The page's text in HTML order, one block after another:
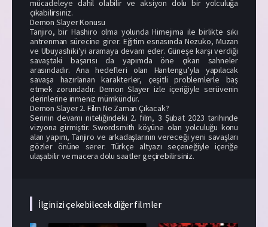
mücadeleye dahil olabilir ve aksiyon dolu bir yolculuğa
çıkabilirsiniz.
Demon Slayer Konusu
Tanjiro, bir Hashiro olma yolunda Himejima ile birlikte sıkı
antrenman sürecine girer. Eğitim esnasında Nezuko, Muzan
ve Ubuyashiki’yi aramaya devam eder. Güneşe karşı verdiği
savaştaki başarısı da yapımda öne çıkan sahneler
arasındadır. Ana hedefleri olan Hantengu’yla yapılacak
savaşa hazırlanan karakterler, çeşitli problemlerle baş
etmek zorundadır. Demon Slayer izle içeriğiyle serüvenin
derinlerine inmeniz mümkündür.
Demon Slayer 2. Film Ne Zaman Çıkacak?
Serinin devamı niteliğindeki 2. film, 3 Şubat 2023 tarihinde
vizyona girmiştir. Swordsmith köyüne olan yolculuğu konu
alan yapım, Tanjiro ve arkadaşlarının vereceği yeni savaşları
gözler önüne serer. Türkçe altyazı seçeneğiyle içeriğe
ulaşabilir ve macera dolu saatler geçirebilirsiniz.
İlginizi çekebilecek diğer filmler